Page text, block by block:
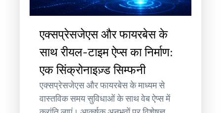
एक्सप्रेसजेएस और फायरबेस के
साथ रीयल-टाइम ऐप्स का निर्माण:
एक सिंक्रोनाइज़्ड सिम्फनी
एक्सप्रेसजेएस और फायरबेस के माध्यम से
वास्तविक समय सुविधाओं के साथ वेब ऐप्स में